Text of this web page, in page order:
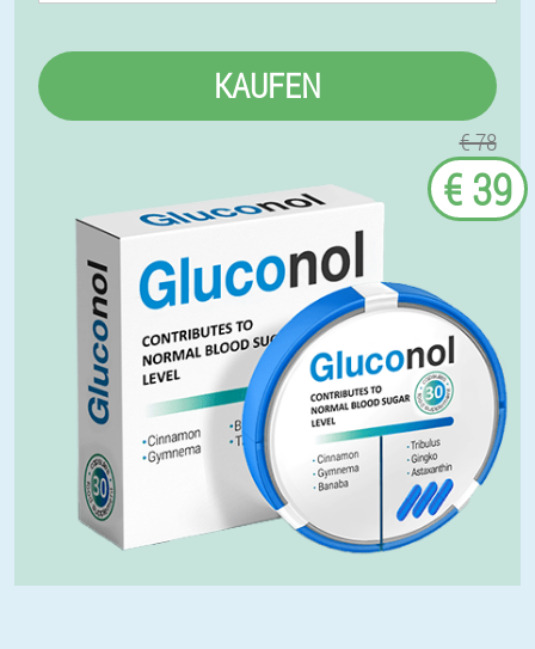
KAUFEN
€ 78
€ 39